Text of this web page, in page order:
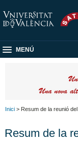
MENÚ
Inici > Resum de la reunió
Resum de la